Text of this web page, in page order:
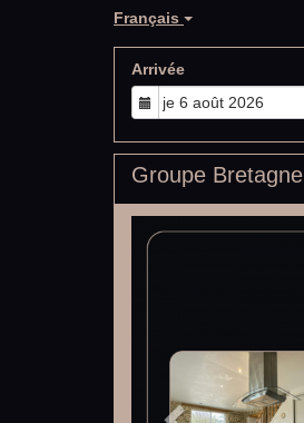
Français
Arrivée
Groupe Bretagne
Previous